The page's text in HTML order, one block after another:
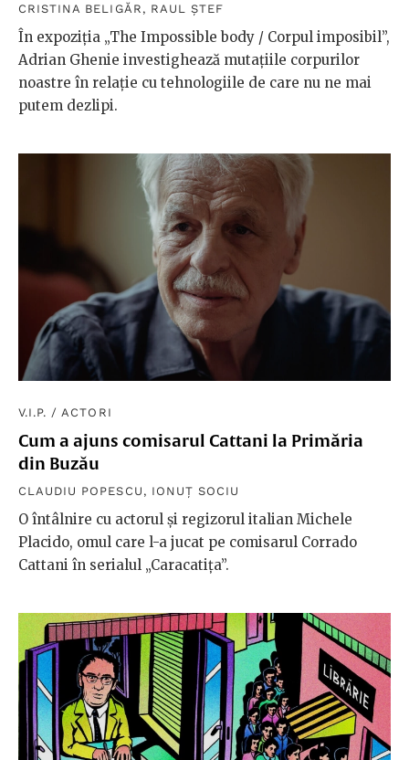
CRISTINA BELIGĂR , RAUL ȘTEF
În expoziția „The Impossible body / Corpul imposibil”,
Adrian Ghenie investighează mutațiile corpurilor
noastre în relație cu tehnologiile de care nu ne mai
putem dezlipi.
V.I.P. /ACTORI
Cum a ajuns comisarul Cattani la Primăria
din Buzău
CLAUDIU POPESCU , IONUȚ SOCIU
O întâlnire cu actorul și regizorul italian Michele
Placido, omul care l-a jucat pe comisarul Corrado
Cattani în serialul „Caracatița”.